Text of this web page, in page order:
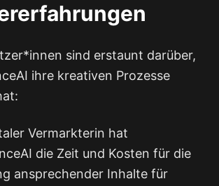
sind erstaunt darüber,
ihre kreativen Prozesse
r Vermarkterin hat
die Zeit und Kosten für die
ansprechender Inhalte für